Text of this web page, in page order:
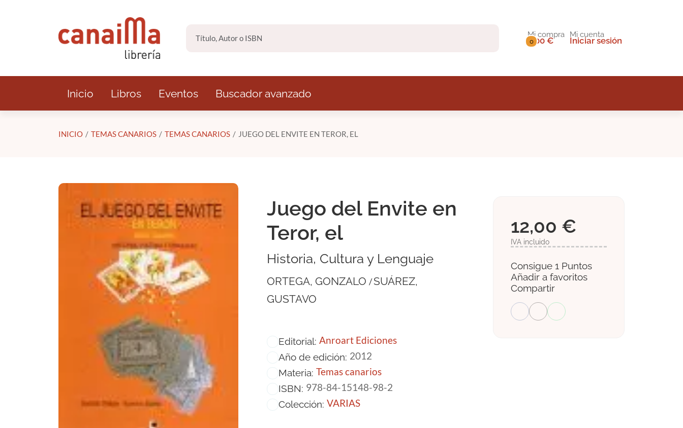
0
Mi compra
0,00 €
Mi cuenta
Iniciar sesión
Inicio Libros Eventos Buscador avanzado
INICIO TEMAS CANARIOS TEMAS CANARIOS JUEGO DEL ENVITE EN TEROR, EL
Juego del Envite en
Teror, el
Historia, Cultura y Lenguaje
ORTEGA, GONZALO /SUÁREZ,
GUSTAVO
Editorial: Anroart Ediciones
Año de edición: 2012
Materia: Temas canarios
ISBN: 978-84-15148-98-2
Colección: VARIAS
12,00 €
IVA incluido
Consigue 1 Puntos
Añadir a favoritos
Compartir